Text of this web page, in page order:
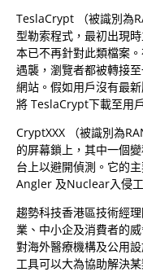
TeslaCrypt （被識別為
型勒索程式，最初出現
本已不再針對此類檔案
遇襲，瀏覽者都被轉接
網站。假如用戶沒有最
將 TeslaCrypt下載至用
CryptXXX （被識別為
的屏幕鎖上，其中一個
台上以避開偵測。它的
Angler 及Nuclear入侵工
趨勢科技香港區技術經
業、中小企及消費者的
對海外醫療機構及公用
工具可以大為協助解決